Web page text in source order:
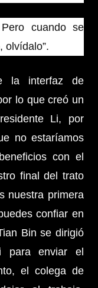
cuando se
olvídalo”.
la interfaz de
lo que creó un
Li, por
no estaríamos
con el
final del trato
nuestra primera
confiar en
Bin se dirigió
para enviar el
el colega de